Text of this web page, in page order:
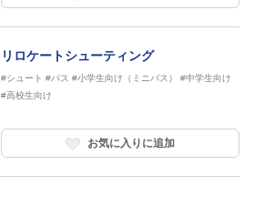
リロケートシューティング
#シュート #パス #小学生向け（ミニバス）
#中学生向け
#高校生向け
お気に入りに追加